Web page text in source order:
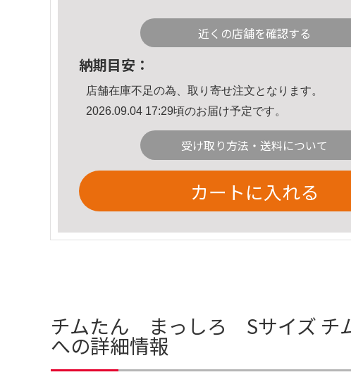
近くの店舗を確認する
納期目安：
店舗在庫不足の為、取り寄せ注文となります。
2026.09.04 17:29頃のお届け予定です。
受け取り方法・送料について
カートに入れる
チムたん まっしろ Sサイズ チ
への詳細情報